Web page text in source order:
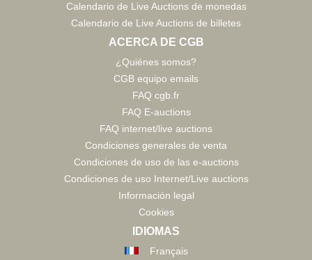
Calendario de Live Auctions de monedas
Calendario de Live Auctions de billetes
ACERCA DE CGB
¿Quiénes somos?
CGB equipo emails
FAQ cgb.fr
FAQ E-auctions
FAQ internet/live auctions
Condiciones generales de venta
Condiciones de uso de las e-auctions
Condiciones de uso Internet/Live auctions
Información legal
Cookies
IDIOMAS
Français